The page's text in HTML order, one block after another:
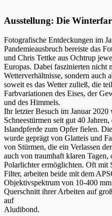
Ausstellung: Die
Fotografische Entdeckungen im
Pandemieausbruch bereiste das
und Chris Tettke aus Ochtrup
Europas. Dabei faszinierten nicht
Wetterverhältnisse, sondern auch
soweit es das Wetter zuließ, die
Farbvariationen des Eises, der
und des Himmels.
Ihr letzter Besuch im Januar 2020
Schneestürmen seit gut 40
Islandpferde zum Opfer fielen.
wurde geprägt von Glatteis und
von Stürmen, die ein Verlassen
auch von traumhaft klaren
Polarlichter ermöglichten. Oft mit
Filter, arbeiten beide mit dem
Objektivspektrum von 10-400
Querschnitt ihrer Arbeiten auf
auf
Aludibond.